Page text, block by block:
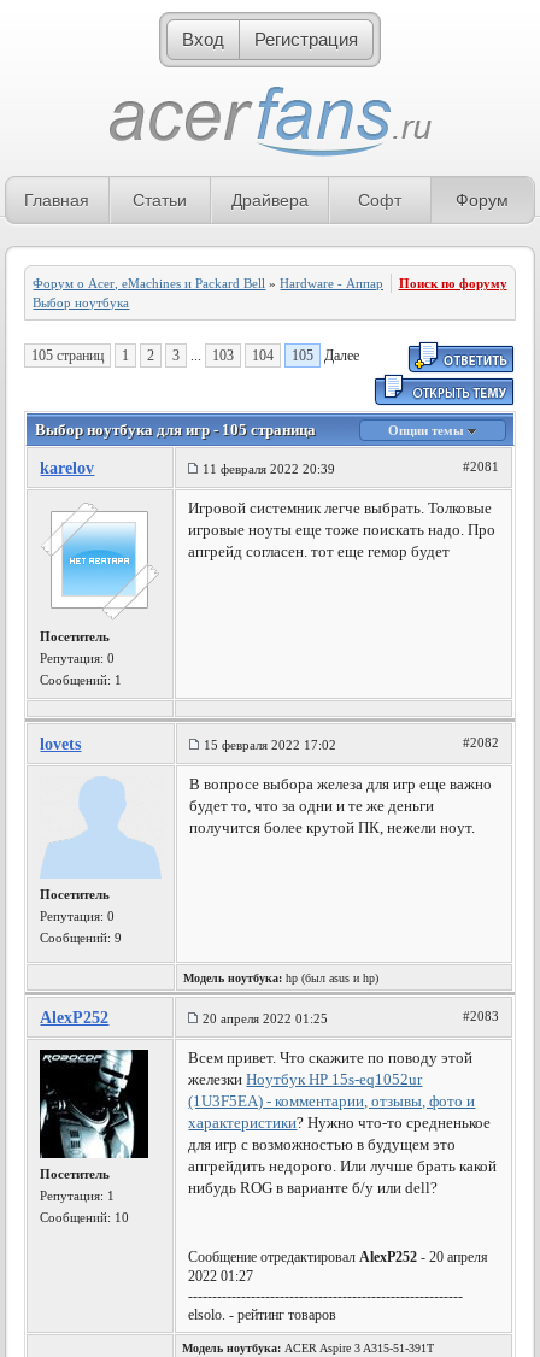
Вход Регистрация
Главная Статьи Драйвера Софт Форум
Форум о Acer, eMachines и Packard Bell »Hardware - Аппаратное обеспечение»
Выбор ноутбука
Поиск по форуму
105 страниц 1 2 3 ... 103 104 105 Далее
Выбор ноутбука для игр - 105 страница Опции темы
karelov 11 февраля 2022 20:39 #2081
Посетитель
Репутация:0
Сообщений: 1
Игровой системник легче выбрать. Толковые
игровые ноуты еще тоже поискать надо. Про
апгрейд согласен. тот еще гемор будет
lovets 15 февраля 2022 17:02 #2082
Посетитель
Репутация:0
Сообщений: 9
В вопросе выбора железа для игр еще важно
будет то, что за одни и те же деньги
получится более крутой ПК, нежели ноут.
Модель ноутбука: hp (был asus и hp)
AlexP252 20 апреля 2022 01:25 #2083
Посетитель
Репутация: 1
Сообщений: 10
Всем привет. Что скажите по поводу этой
железкиНоутбук HP 15s-eq1052ur
(1U3F5EA) - комментарии, отзывы, фото и
характеристики? Нужно что-то средненькое
для игр с возможностью в будущем это
апгрейдить недорого. Или лучше брать какой
нибудь ROG в варианте б/у или dell?
Сообщение отредактировалAlexP252 - 20 апреля
2022 01:27
---------------------------------------------------------
elsolo. - рейтинг товаров
Модель ноутбука: ACER Aspire 3 A315-51-391T